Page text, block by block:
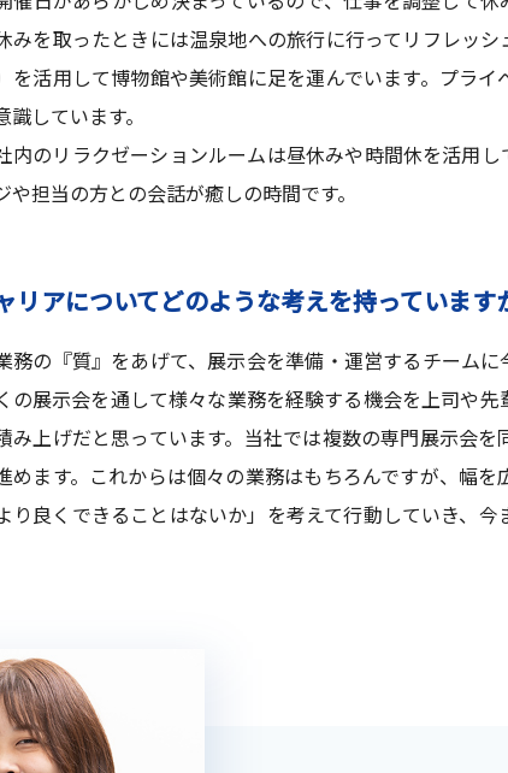
みを取ったときには温泉地への旅行に行ってリフレッ
を活用して博物館や美術館に足を運んでいます。プラ
識しています。
内のリラクゼーションルームは昼休みや時間休を活用
や担当の方との会話が癒しの時間です。
リアについてどのような考えを持っています
務の『質』をあげて、展示会を準備・運営するチーム
の展示会を通して様々な業務を経験する機会を上司や
み上げだと思っています。当社では複数の専門展示会
めます。これからは個々の業務はもちろんですが、幅
り良くできることはないか」を考えて行動していき、